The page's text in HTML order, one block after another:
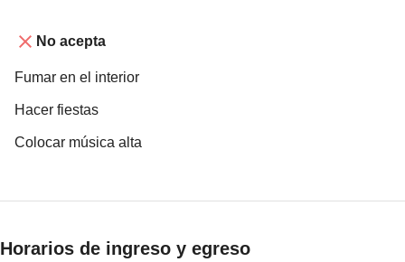
No acepta
Fumar en el interior
Hacer fiestas
Colocar música alta
Horarios de ingreso y egreso